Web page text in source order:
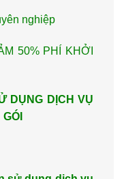
nghiệp
50% PHÍ KHỞI
DỤNG DỊCH VỤ